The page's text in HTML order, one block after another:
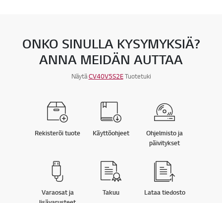
ONKO SINULLA KYSYMYKSIÄ?
ANNA MEIDÄN AUTTAA
NäytäCV40V5S2ETuotetuki
Rekisteröi tuote Käyttöohjeet
Ohjelmisto ja
päivitykset
Varaosat ja
Takuu Lataa tiedosto